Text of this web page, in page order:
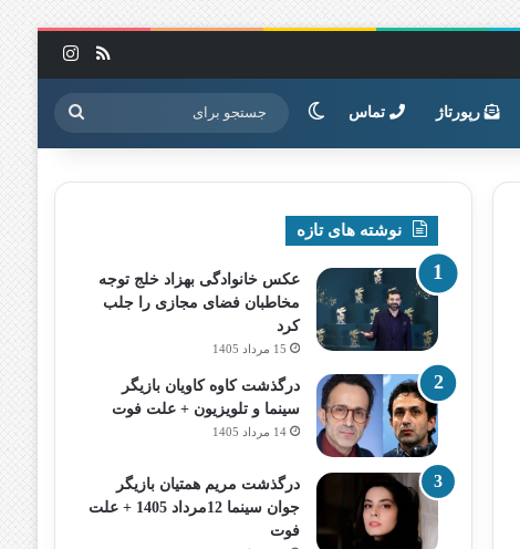
خوراک
رپورتاژ تماس تغییر پوسته جستجو
برای
نوشته های تازه
عکس خانوادگی بهزاد خلج توجه
مخاطبان فضای مجازی را جلب
کرد
15 مرداد 1405
درگذشت کاوه کاویان بازیگر
سینما و تلویزیون + علت فوت
14 مرداد 1405
درگذشت مریم همتیان بازیگر
جوان سینما 12مرداد 1405 + علت
فوت